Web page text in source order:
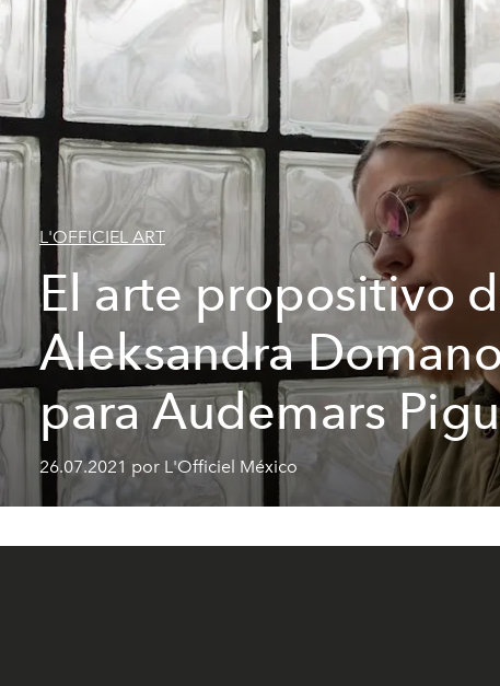
L'OFFICIEL ART
El arte propositivo
Aleksandra
para Audemars
26.07.2021 por L'Officiel México